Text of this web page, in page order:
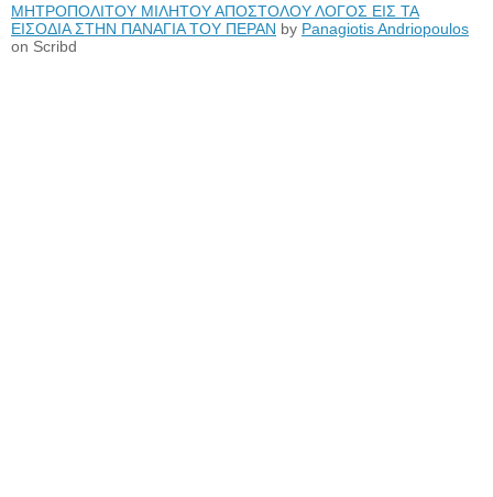
ΜΗΤΡΟΠΟΛΙΤΟΥ ΜΙΛΗΤΟΥ ΑΠΟΣΤΟΛΟΥ ΛΟΓΟΣ ΕΙΣ ΤΑ
ΕΙΣΟΔΙΑ ΣΤΗΝ ΠΑΝΑΓΙΑ ΤΟΥ ΠΕΡΑΝ by Panagiotis Andriopoulos
on Scribd